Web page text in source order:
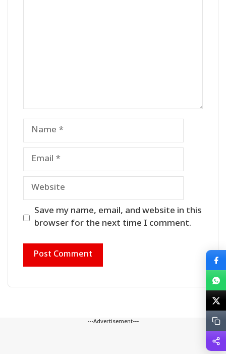
Name
Email
Website
Save my name, email, and website in this
browser for the next time I comment.
---Advertisement---